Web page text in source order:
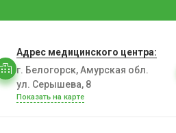
Адрес медицинского центра:
г. Белогорск, Амурская обл.
ул. Серышева, 8
Показать на карте